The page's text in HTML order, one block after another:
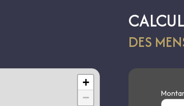
et du Patrimoine) cartographiant les
».
+
−
CALCUL
DES